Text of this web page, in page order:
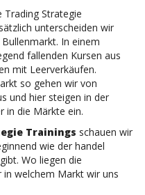
Strategie
unterscheiden wir
In einem
fallenden Kursen aus
mit Leerverkäufen.
so gehen wir von
und hier steigen in der
in die Märkte ein.
Trainings schauen wir
wie der handel
Wo liegen die
in welchem Markt wir uns